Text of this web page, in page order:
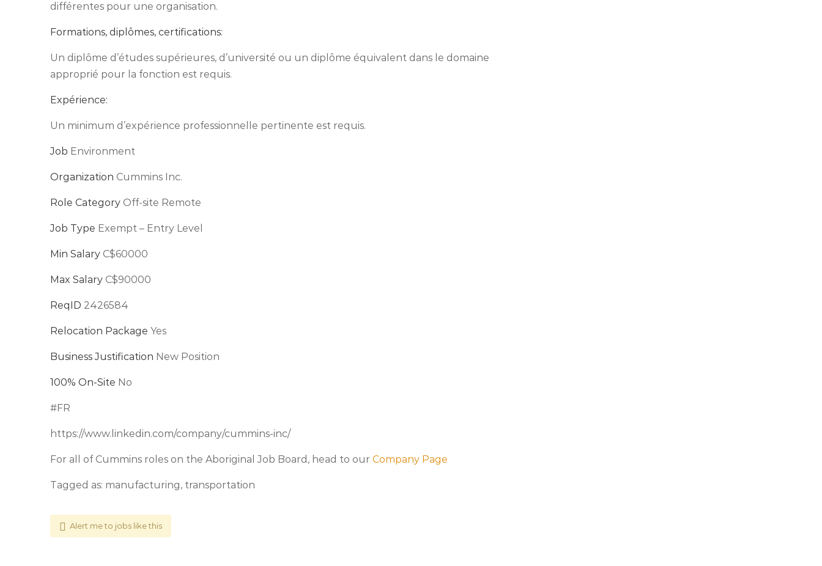
différentes pour une organisation.
Formations, diplômes, certifications:
Un diplôme d’études supérieures, d’université ou un diplôme équivalent dans le domaine
approprié pour la fonction est requis.
Expérience:
Un minimum d’expérience professionnelle pertinente est requis.
Job Environment
Organization Cummins Inc.
Role Category Off-site Remote
Job Type Exempt – Entry Level
Min Salary C$60000
Max Salary C$90000
ReqID 2426584
Relocation Package Yes
Business Justification New Position
100% On-Site No
#FR
https://www.linkedin.com/company/cummins-inc/
For all of Cummins roles on the Aboriginal Job Board, head to our Company Page
Tagged as: manufacturing, transportation
Alert me to jobs like this